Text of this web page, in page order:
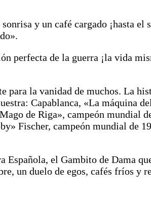
y un café cargado ¡hasta el
perfecta de la guerra ¡la vida
para la vanidad de muchos. La
Capablanca, «La máquina
de Riga», campeón mundial
Fischer, campeón mundial de
Española, el Gambito de Dama
un duelo de egos, cafés fríos y